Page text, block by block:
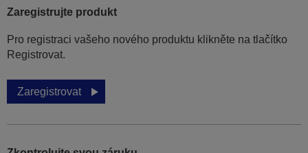
Zaregistrujte produkt
Pro registraci vašeho nového produktu klikněte na tlačítko
Registrovat.
Zaregistrovat